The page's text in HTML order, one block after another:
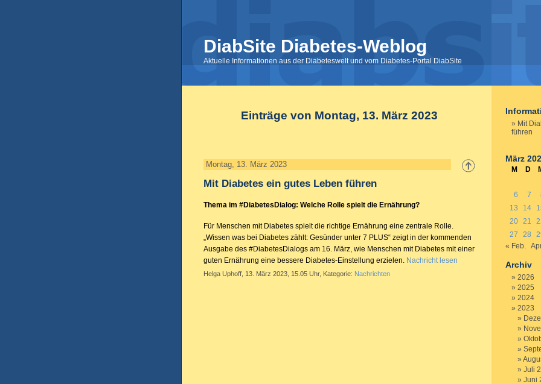
DiabSite Diabetes-Weblog
Aktuelle Informationen aus der Diabeteswelt und vom Diabetes-Portal DiabSite
Einträge von Montag, 13. März 2023
Montag, 13. März 2023
Mit Diabetes ein gutes Leben führen
Thema im #DiabetesDialog: Welche Rolle spielt die Ernährung?
Für Menschen mit Diabetes spielt die richtige Ernährung eine zentrale Rolle.
„Wissen was bei Diabetes zählt: Gesünder unter 7 PLUS“ zeigt in der kommenden
Ausgabe des #DiabetesDialogs am 16. März, wie Menschen mit Diabetes mit einer
guten Ernährung eine bessere Diabetes-Einstellung erzielen. Nachricht lesen
Helga Uphoff, 13. März 2023, 15.05 Uhr, Kategorie: Nachrichten
Mit
führen
März
M D
6
7
13
14
20 21
27
28
« Feb.
Archiv
2026
2025
2024
2023
Juli
Juni